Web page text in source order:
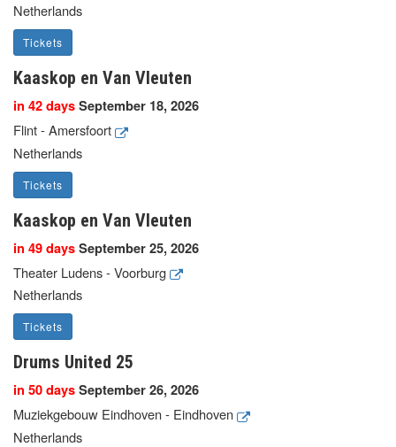
Netherlands
Tickets
Kaaskop en Van Vleuten
in 42 daysSeptember 18, 2026
Flint - Amersfoort
Netherlands
Tickets
Kaaskop en Van Vleuten
in 49 daysSeptember 25, 2026
Theater Ludens - Voorburg
Netherlands
Tickets
Drums United 25
in 50 daysSeptember 26, 2026
Muziekgebouw Eindhoven - Eindhoven
Netherlands